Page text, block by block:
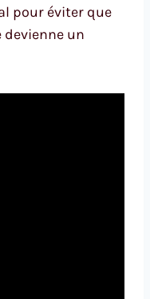
pour éviter que
devienne un